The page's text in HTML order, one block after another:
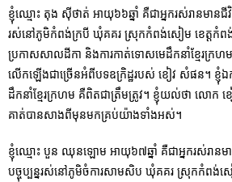
ខ្ញុំឈ្មោះ តុង ស៊ីថាត់ អាយុ៦៦ឆ្នាំ គឺជាអ្នករស់រានមានជីវិ
រស់នៅភូមិកំពង់ក្របី ឃុំគគរ ស្រុកកំពង់សៀម ខេត្តកំពង់
ប្រកាសសាលដីកា និងការកាត់ទោសមេដឹកនាំខ្មែរក្រហ
លើកឡើងជាច្រើនអំពីបទឧក្រិដ្ឋរបស់ ខៀវ សំផន។ ខ្ញុំ
ដឹកនាំខ្មែរក្រហម គឺពិតជាត្រឹមត្រូវ។ ខ្ញុំយល់ថា លោ
គាត់បានសាងពីមុនមកគ្រប់យ៉ាងទាំងអស់។
ខ្ញុំឈ្មោះ បួន ឈុនឡោម អាយុ៦៧ឆ្នាំ គឺជាអ្នករស់រានម
បច្ចុប្បន្នរស់នៅភូមិចំការសាមសិប ឃុំគគរ ស្រុកកំពង់ស